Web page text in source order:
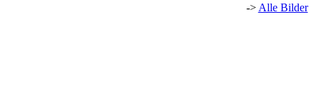
-> Alle Bilder